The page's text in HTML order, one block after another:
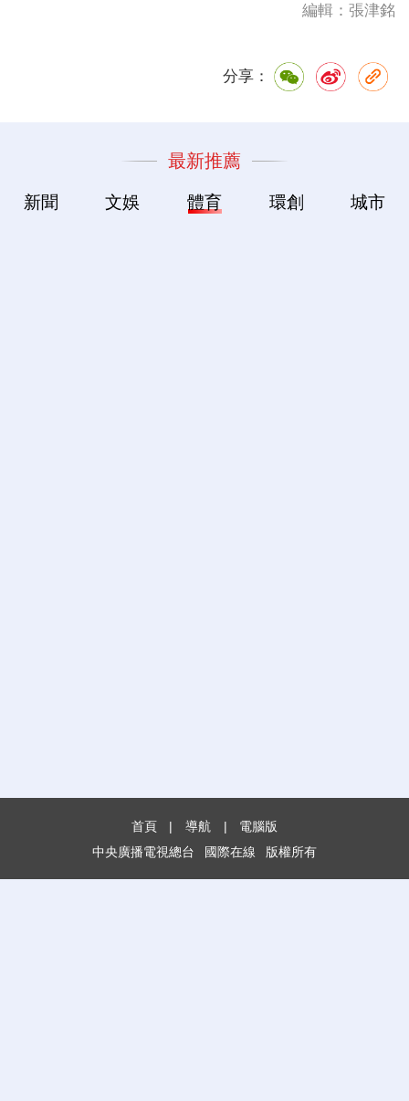
編輯：張津銘
分享：
最新推薦
新聞 文娛 體育 環創 城市
首頁 | 導航 |
電腦版
中央廣播電視總台
國際在線 版權所有